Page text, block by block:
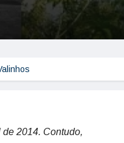
2014. Contudo,